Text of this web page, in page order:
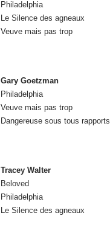
Philadelphia
Le Silence des agneaux
Veuve mais pas trop
Gary Goetzman
Philadelphia
Veuve mais pas trop
Dangereuse sous tous rapports
Tracey Walter
Beloved
Philadelphia
Le Silence des agneaux